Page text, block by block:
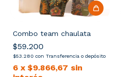
Combo team chaulata
$59.200
$53.280 con Transferencia o depósito
6 x $9.866,67 sin